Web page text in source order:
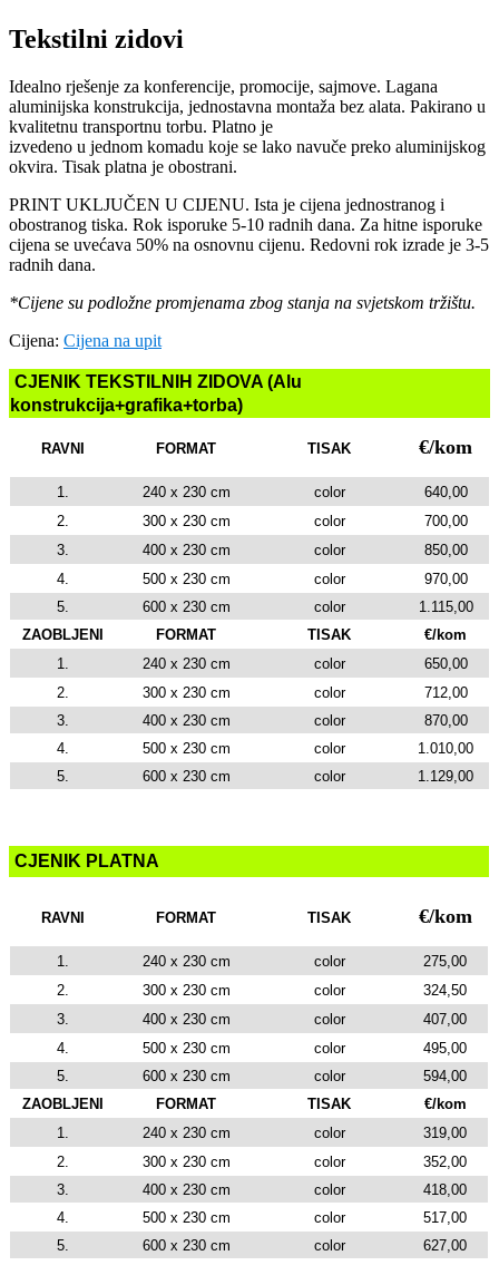
Tekstilni zidovi
Idealno rješenje za konferencije, promocije, sajmove. Lagana
aluminijska konstrukcija, jednostavna montaža bez alata. Pakirano u
kvalitetnu transportnu torbu. Platno je
izvedeno u jednom komadu koje se lako navuče preko aluminijskog
okvira. Tisak platna je obostrani.
PRINT UKLJUČEN U CIJENU. Ista je cijena jednostranog i
obostranog tiska. Rok isporuke 5-10 radnih dana. Za hitne isporuke
cijena se uvećava 50% na osnovnu cijenu. Redovni rok izrade je 3-5
radnih dana.
*Cijene su podložne promjenama zbog stanja na svjetskom tržištu.
Cijena: Cijena na upit
CJENIK TEKSTILNIH ZIDOVA (Alu
konstrukcija+grafika+torba)
RAVNI FORMAT TISAK €/kom
1. 240 x 230 cm color
640,00
2.
300 x 230 cm color
700,00
3.
400 x 230 cm color
850,00
4.
500 x 230 cm color
970,00
5.
600 x 230 cm color
1.115,00
ZAOBLJENI
FORMAT TISAK
€/kom
1.
240 x 230 cm color
650,00
2.
300 x 230 cm color
712,00
3.
400 x 230 cm color
870,00
4.
500 x 230 cm color
1.010,00
5.
600 x 230 cm color 1.129,00
CJENIK PLATNA
RAVNI FORMAT TISAK €/kom
1. 240 x 230 cm color
275,00
2.
300 x 230 cm color
324,50
3.
400 x 230 cm color
407,00
4.
500 x 230 cm color
495,00
5.
600 x 230 cm color
594,00
ZAOBLJENI
FORMAT TISAK
€/kom
1.
240 x 230 cm color
319,00
2.
300 x 230 cm color
352,00
3.
400 x 230 cm color
418,00
4.
500 x 230 cm color
517,00
5.
600 x 230 cm color 627,00